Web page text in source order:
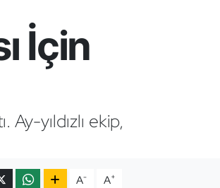
İçin
yıldızlı ekip,
A- A+